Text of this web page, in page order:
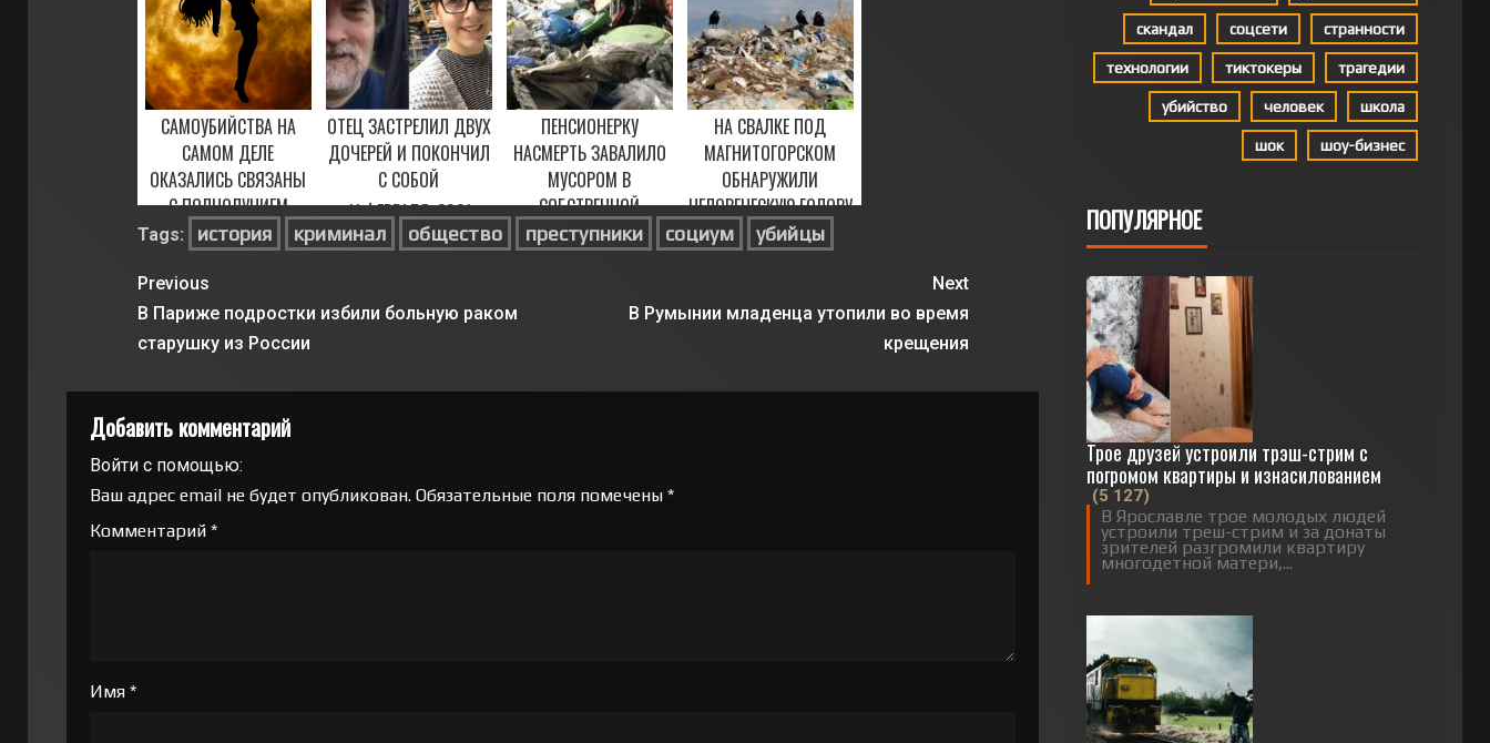
САМОУБИЙСТВА НА
САМОМ ДЕЛЕ
ОКАЗАЛИСЬ СВЯЗАНЫ
С ПОЛНОЛУНИЕМ
12 АПРЕЛЯ, 2023
ОТЕЦ ЗАСТРЕЛИЛ ДВУХ
ДОЧЕРЕЙ И ПОКОНЧИЛ
С СОБОЙ
11 ФЕВРАЛЯ, 2021
ПЕНСИОНЕРКУ
НАСМЕРТЬ ЗАВАЛИЛО
МУСОРОМ В
СОБСТВЕННОЙ
КВАРТИРЕ
НА СВАЛКЕ ПОД
МАГНИТОГОРСКОМ
ОБНАРУЖИЛИ
ЧЕЛОВЕЧЕСКУЮ ГОЛОВУ
8 ФЕВРАЛЯ, 2021
Tags: история криминал общество преступники социум убийцы
Previous
В Париже подростки избили больную раком
старушку из России
Next
В Румынии младенца утопили во время
крещения
Добавить комментарий
Войти с помощью:
Ваш адрес email не будет опубликован. Обязательные поля помечены *
Комментарий *
Имя *
скандал соцсети странности
технологии тиктокеры трагедии
убийство человек школа
шок шоу-бизнес
ПОПУЛЯРНОЕ
Трое друзей устроили трэш-стрим с
погромом квартиры и изнасилованием
(5 127)
В Ярославле трое молодых людей
устроили треш-стрим и за донаты
зрителей разгромили квартиру
многодетной матери,...